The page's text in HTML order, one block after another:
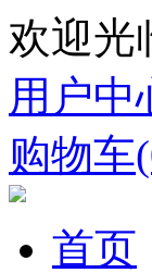
欢迎光
用户中
购物车
首页